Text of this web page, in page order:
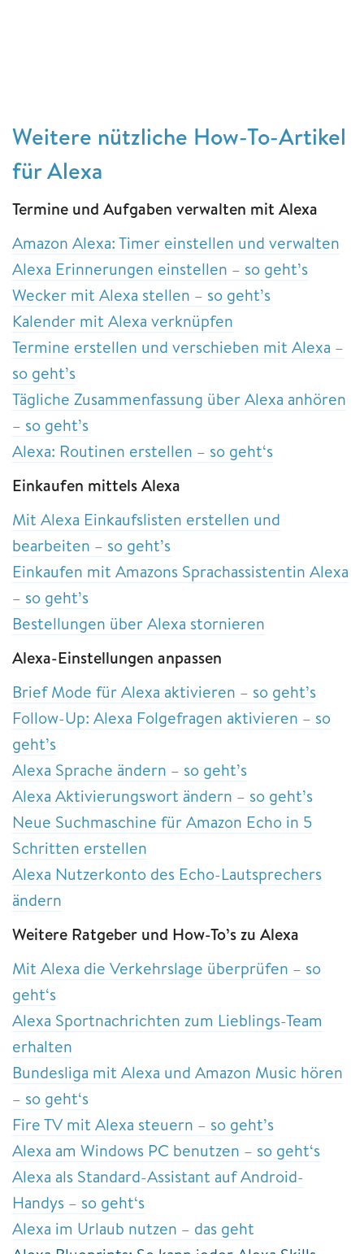
Weitere nützliche How-To-Artikel
für Alexa
Termine und Aufgaben verwalten mit Alexa
Amazon Alexa: Timer einstellen und verwalten
Alexa Erinnerungen einstellen – so geht’s
Wecker mit Alexa stellen – so geht’s
Kalender mit Alexa verknüpfen
Termine erstellen und verschieben mit Alexa –
so geht’s
Tägliche Zusammenfassung über Alexa anhören
– so geht’s
Alexa: Routinen erstellen – so geht‘s
Einkaufen mittels Alexa
Mit Alexa Einkaufslisten erstellen und
bearbeiten – so geht’s
Einkaufen mit Amazons Sprachassistentin Alexa
– so geht’s
Bestellungen über Alexa stornieren
Alexa-Einstellungen anpassen
Brief Mode für Alexa aktivieren – so geht’s
Follow-Up: Alexa Folgefragen aktivieren – so
geht’s
Alexa Sprache ändern – so geht’s
Alexa Aktivierungswort ändern – so geht’s
Neue Suchmaschine für Amazon Echo in 5
Schritten erstellen
Alexa Nutzerkonto des Echo-Lautsprechers
ändern
Weitere Ratgeber und How-To’s zu Alexa
Mit Alexa die Verkehrslage überprüfen – so
geht‘s
Alexa Sportnachrichten zum Lieblings-Team
erhalten
Bundesliga mit Alexa und Amazon Music hören
– so geht‘s
Fire TV mit Alexa steuern – so geht’s
Alexa am Windows PC benutzen – so geht‘s
Alexa als Standard-Assistant auf Android-
Handys – so geht‘s
Alexa im Urlaub nutzen – das geht